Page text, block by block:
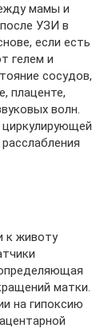
мамы и
УЗИ в
если есть
гелем и
сосудов,
плаценте,
волн.
к животу
матки.
на гипоксию